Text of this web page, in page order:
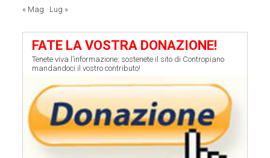
« Mag Lug »
FATE LA VOSTRA DONAZIONE!
Tenete viva l’informazione: sostenete il sito di Contropiano
mandandoci il vostro contributo!